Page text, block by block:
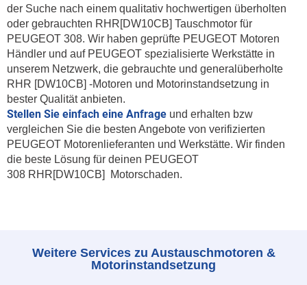
der Suche nach einem qualitativ hochwertigen überholten
oder gebrauchten RHR[DW10CB] Tauschmotor für
PEUGEOT 308. Wir haben geprüfte PEUGEOT Motoren
Händler und auf PEUGEOT spezialisierte Werkstätte in
unserem Netzwerk, die gebrauchte und generalüberholte
RHR [DW10CB] -Motoren und Motorinstandsetzung in
bester Qualität anbieten.
Stellen Sie einfach eine Anfrage und erhalten bzw
vergleichen Sie die besten Angebote von verifizierten
PEUGEOT Motorenlieferanten und Werkstätte. Wir finden
die beste Lösung für deinen PEUGEOT
308 RHR[DW10CB] Motorschaden.
Weitere Services zu Austauschmotoren &
Motorinstandsetzung